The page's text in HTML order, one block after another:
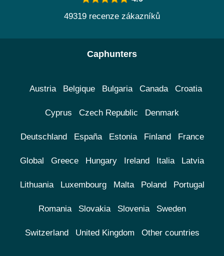
49319 recenze zákazníků
Caphunters
Austria Belgique Bulgaria Canada Croatia
Cyprus Czech Republic Denmark
Deutschland España Estonia Finland France
Global Greece Hungary Ireland Italia Latvia
Lithuania Luxembourg Malta Poland Portugal
Romania Slovakia Slovenia Sweden
Switzerland United Kingdom Other countries